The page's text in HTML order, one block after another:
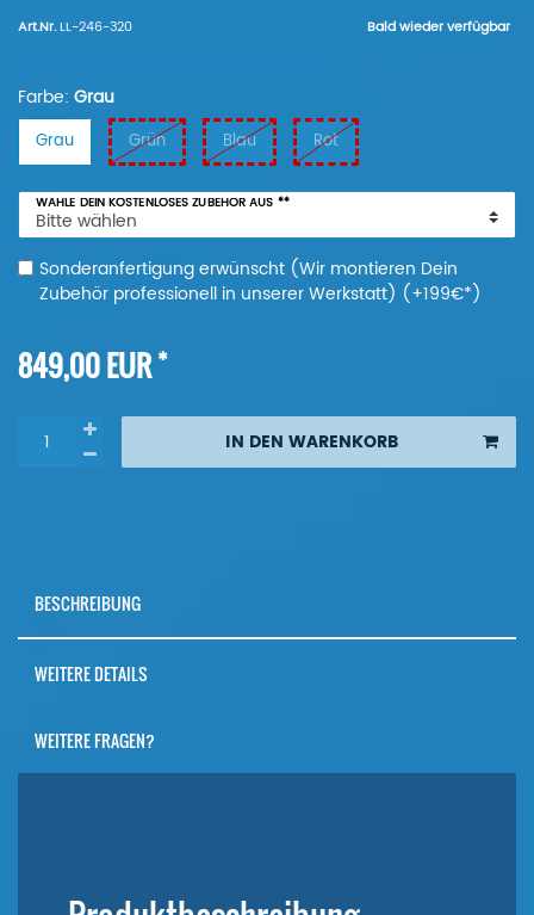
Art.Nr.LL-246-320 Bald wieder verfügbar
Farbe: Grau
Grau Grün Blau Rot
WÄHLE DEIN KOSTENLOSES ZUBEHÖR AUS **
Sonderanfertigung erwünscht (Wir montieren Dein
Zubehör professionell in unserer Werkstatt) (+199€*)
849,00 EUR*
IN DEN WARENKORB
BESCHREIBUNG
WEITERE DETAILS
WEITERE FRAGEN?